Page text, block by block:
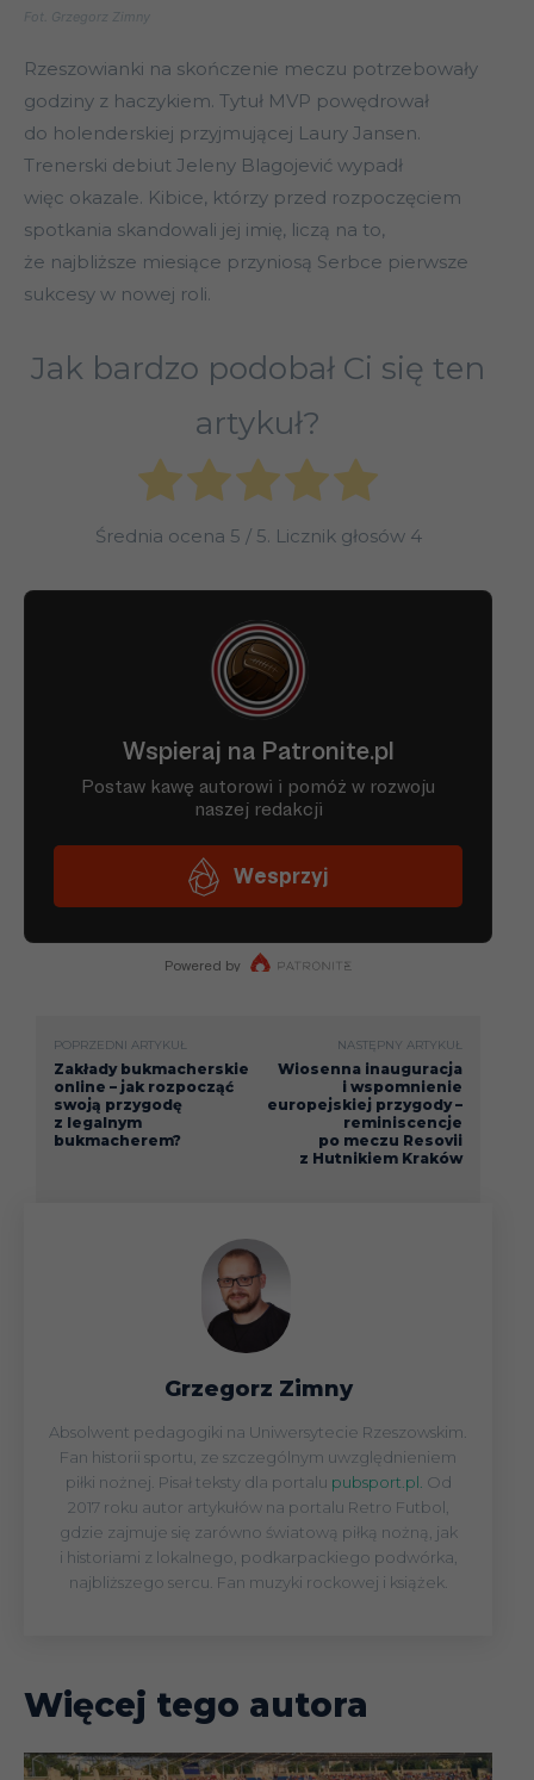
Fot. Grzegorz Zimny
Rzeszowianki na skończenie meczu potrzebowały
godziny z haczykiem. Tytuł MVP powędrował
do holenderskiej przyjmującej Laury Jansen.
Trenerski debiut Jeleny Blagojević wypadł
więc okazale. Kibice, którzy przed rozpoczęciem
spotkania skandowali jej imię, liczą na to,
że najbliższe miesiące przyniosą Serbce pierwsze
sukcesy w nowej roli.
Jak bardzo podobał Ci się ten
artykuł?
Średnia ocena 5 / 5. Licznik głosów 4
POPRZEDNI ARTYKUŁ
Zakłady bukmacherskie
online – jak rozpocząć
swoją przygodę
z legalnym
bukmacherem?
NASTĘPNY ARTYKUŁ
Wiosenna inauguracja
i wspomnienie
europejskiej przygody –
reminiscencje
po meczu Resovii
z Hutnikiem Kraków
Grzegorz Zimny
Absolwent pedagogiki na Uniwersytecie Rzeszowskim.
Fan historii sportu, ze szczególnym uwzględnieniem
piłki nożnej. Pisał teksty dla portalu pubsport.pl. Od
2017 roku autor artykułów na portalu Retro Futbol,
gdzie zajmuje się zarówno światową piłką nożną, jak
i historiami z lokalnego, podkarpackiego podwórka,
najbliższego sercu. Fan muzyki rockowej i książek.
Więcej tego autora